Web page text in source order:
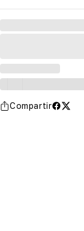
Compartir